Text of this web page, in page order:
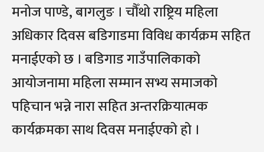
मनोज पाण्डे, बागलुङ । चौँथो राष्ट्रिय महिला
अधिकार दिवस बडिगाडमा विविध कार्यक्रम सहित
मनाईएको छ । बडिगाड गाउँपालिकाको
आयोजनामा महिला सम्मान सभ्य समाजको
पहिचान भन्ने नारा सहित अन्तरक्रियात्मक
कार्यक्रमका साथ दिवस मनाईएको हो ।